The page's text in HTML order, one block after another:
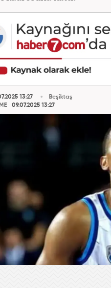
13:27
09.07.2025 13:27
Beşiktaş